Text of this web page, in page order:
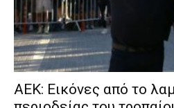
ΑΕΚ: Εικόνες από το